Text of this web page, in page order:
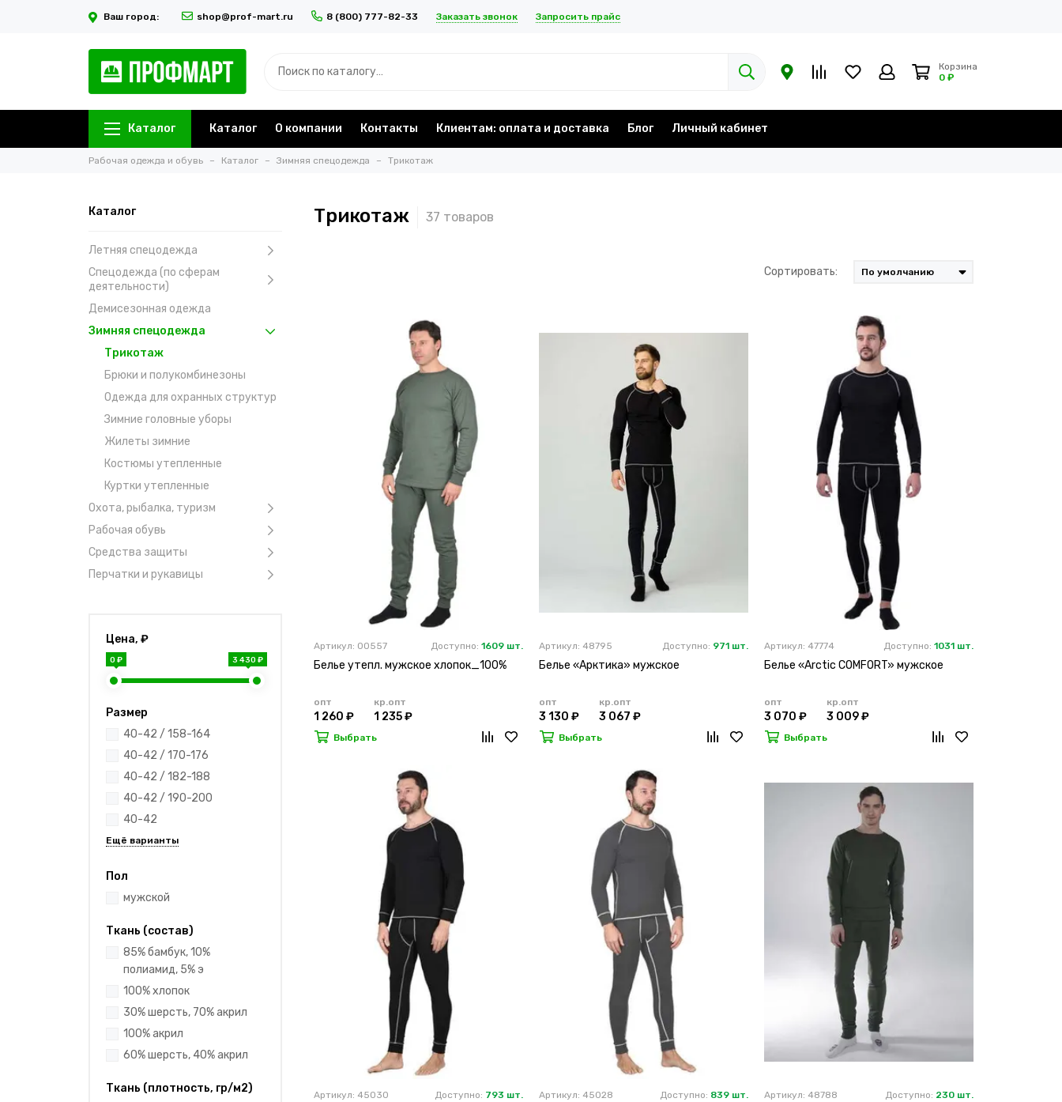
Ваш город: shop@prof-mart.ru 8 (800) 777-82-33 Заказать звонок Запросить прайс
Корзина
0 ₽
Каталог Каталог О компании Контакты Клиентам: оплата и доставка Блог Личный кабинет
Рабочая одежда и обувь Каталог Зимняя спецодежда Трикотаж
Каталог
Летняя спецодежда
Спецодежда (по сферам
деятельности)
Демисезонная одежда
Зимняя спецодежда
Трикотаж
Брюки и полукомбинезоны
Одежда для охранных структур
Зимние головные уборы
Жилеты зимние
Костюмы утепленные
Куртки утепленные
Охота, рыбалка, туризм
Рабочая обувь
Средства защиты
Перчатки и рукавицы
Цена, ₽
0 ₽ 3 430 ₽
Размер
40-42 / 158-164
40-42 / 170-176
40-42 / 182-188
40-42 / 190-200
40-42
Пол
мужской
Ткань (состав)
85% бамбук, 10%
полиамид, 5% э
100% хлопок
30% шерсть, 70% акрил
100% акрил
60% шерсть, 40% акрил
Ткань (плотность, гр/м2)
Трикотаж
Сортировать:
Артикул: 00557 Доступно: 1609 шт.
Белье утепл. мужское хлопок_100%
опт
1 260 ₽
кр.опт
1 235 ₽
Выбрать
Артикул: 48795 Доступно: 971 шт.
Белье «Арктика» мужское
опт
3 130 ₽
кр.опт
3 067 ₽
Выбрать
Артикул: 47774 Доступно: 1031 шт.
Белье «Arctic COMFORT» мужское
опт
3 070 ₽
кр.опт
3 009 ₽
Выбрать
Артикул: 45030 Доступно: 793 шт. Артикул: 45028 Доступно: 839 шт. Артикул: 48788 Доступно: 230 шт.